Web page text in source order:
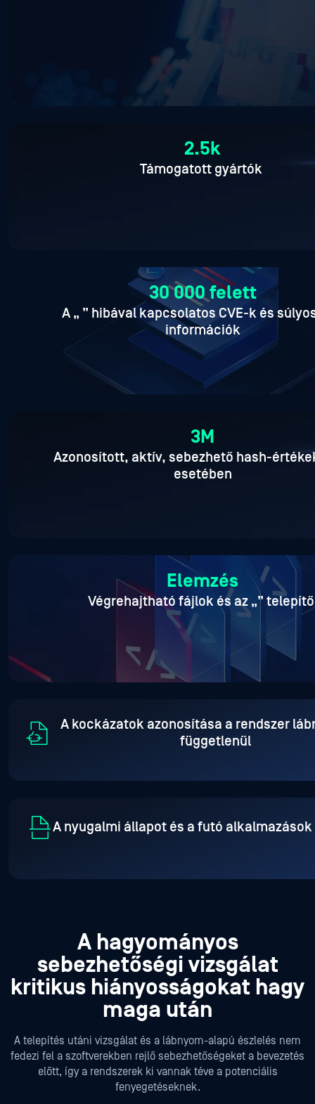
2.5k
Támogatott gyártók
30 000 felett
A „ ” hibával kapcsolatos CVE-k és
információk
3M
Azonosított, aktív, sebezhető hash-
esetében
Elemzés
Végrehajtható fájlok és az „”
A kockázatok azonosítása a rendszer
függetlenül
A nyugalmi állapot és a futó
A hagyományos
sebezhetőségi vizsgálat
kritikus hiányosságokat hagy
maga után
A telepítés utáni vizsgálat és a lábnyom-alapú észlelés nem
fedezi fel a szoftverekben rejlő sebezhetőségeket a bevezetés
előtt, így a rendszerek ki vannak téve a potenciális
fenyegetéseknek.